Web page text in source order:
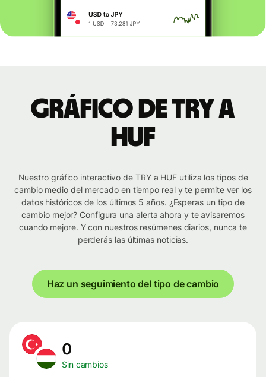
Gráfico de TRY a
HUF
Nuestro gráfico interactivo de TRY a HUF utiliza los tipos de
cambio medio del mercado en tiempo real y te permite ver los
datos históricos de los últimos 5 años. ¿Esperas un tipo de
cambio mejor? Configura una alerta ahora y te avisaremos
cuando mejore. Y con nuestros resúmenes diarios, nunca te
perderás las últimas noticias.
Haz un seguimiento del tipo de cambio
0
Sin cambios